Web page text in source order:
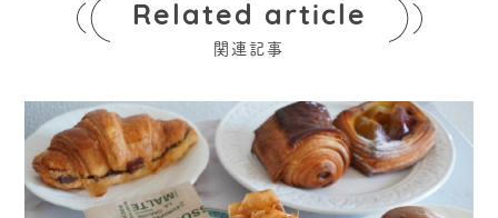
Related article
関連記事